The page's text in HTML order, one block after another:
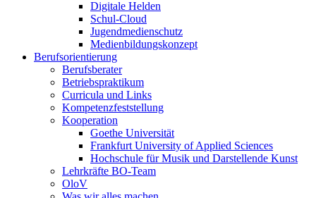
Digitale Helden
Schul-Cloud
Jugendmedienschutz
Medienbildungskonzept
Berufsorientierung
Berufsberater
Betriebspraktikum
Curricula und Links
Kompetenzfeststellung
Kooperation
Goethe Universität
Frankfurt University of Applied Sciences
Hochschule für Musik und Darstellende Kunst
Lehrkräfte BO-Team
OloV